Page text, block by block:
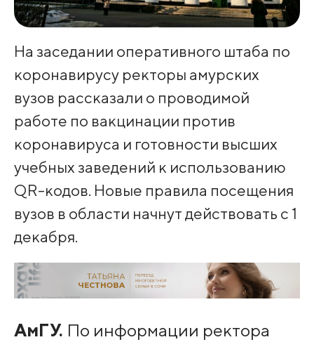
На заседании оперативного штаба по
коронавирусу ректоры амурских
вузов рассказали о проводимой
работе по вакцинации против
коронавируса и готовности высших
учебных заведений к использованию
QR-кодов. Новые правила посещения
вузов в области начнут действовать с 1
декабря.
АмГУ. По информации ректора